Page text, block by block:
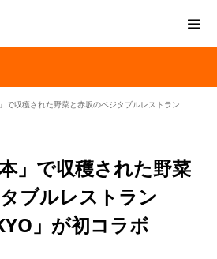
で収穫された野菜と赤坂のベジタブルレストラン
」で収穫された野菜
ブルレストラン
」が初コラボ